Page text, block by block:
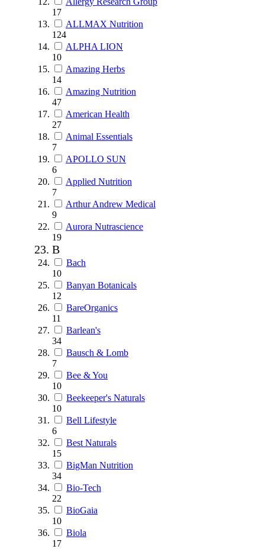
17
ALLMAX Nutrition
124
ALPHA LION
10
Amazing Herbs
14
Amazing Nutrition
47
American Health
27
Animal Essentials
7
APOLLO SUN
6
Applied Nutrition
7
Arthur Andrew Medical
9
Aurora Nutrascience
19
B
Bach
10
Banyan Botanicals
12
BareOrganics
11
Barlean's
34
Bausch & Lomb
7
Bee & You
10
Beekeeper's Naturals
10
Bell Lifestyle
6
Best Naturals
15
BigMan Nutrition
34
Bio-Tech
22
BioGaia
10
Biola
17